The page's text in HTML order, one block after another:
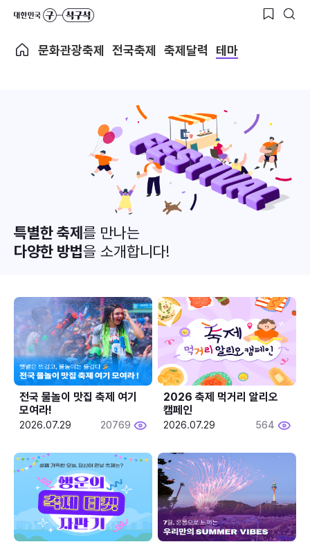
문화관광축제 전국축제 축제달력 테마
특별한 축제를 만나는
다양한 방법을 소개합니다!
전국 물놀이 맛집 축제 여기
모여라!
2026.07.29 20769
2026 축제 먹거리 알리오
캠페인
2026.07.29 564